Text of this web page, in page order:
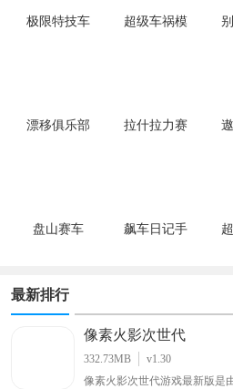
极限特技车
超级车祸模
漂移俱乐部
拉什拉力赛
盘山赛车
飙车日记手
最新排行
像素火影次世代
332.73MB
v1.30
像素火影次世代游戏最新版是